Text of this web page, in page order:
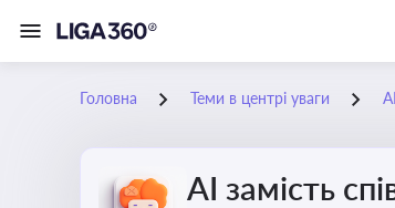
Головна Теми в центрі уваги
АІ замість